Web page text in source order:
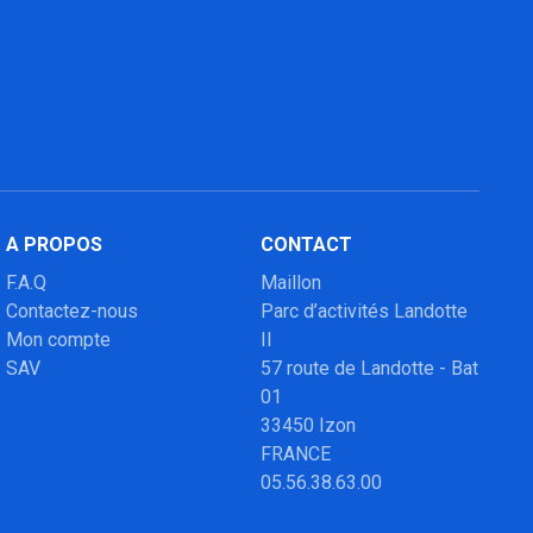
A PROPOS
F.A.Q
Contactez-nous
Mon compte
SAV
CONTACT
Maillon
Parc d’activités Landotte
II
57 route de Landotte - Bat
01
33450 Izon
FRANCE
05.56.38.63.00